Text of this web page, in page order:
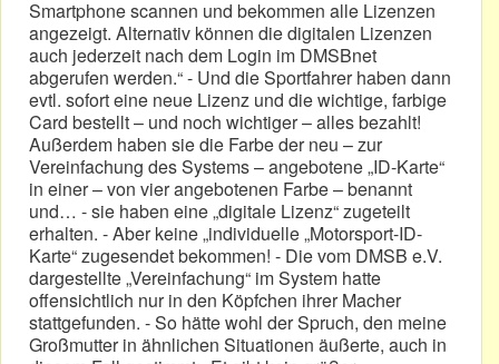
Smartphone scannen und bekommen alle Lizenzen
angezeigt. Alternativ können die digitalen Lizenzen
auch jederzeit nach dem Login im DMSBnet
abgerufen werden.“ - Und die Sportfahrer haben dann
evtl. sofort eine neue Lizenz und die wichtige, farbige
Card bestellt – und noch wichtiger – alles bezahlt!
Außerdem haben sie die Farbe der neu – zur
Vereinfachung des Systems – angebotene „ID-Karte“
in einer – von vier angebotenen Farbe – benannt
und… - sie haben eine „digitale Lizenz“ zugeteilt
erhalten. - Aber keine „individuelle „Motorsport-ID-
Karte“ zugesendet bekommen! - Die vom DMSB e.V.
dargestellte „Vereinfachung“ im System hatte
offensichtlich nur in den Köpfchen ihrer Macher
stattgefunden. - So hätte wohl der Spruch, den meine
Großmutter in ähnlichen Situationen äußerte, auch in